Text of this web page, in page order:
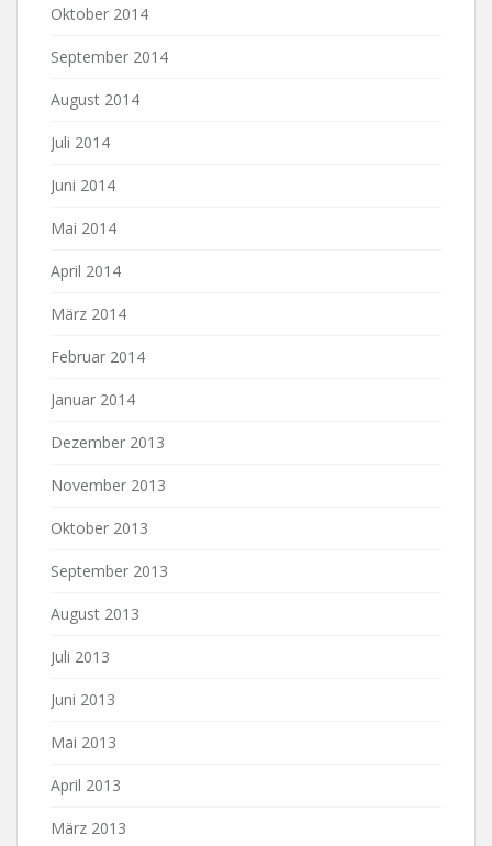
Oktober 2014
September 2014
August 2014
Juli 2014
Juni 2014
Mai 2014
April 2014
März 2014
Februar 2014
Januar 2014
Dezember 2013
November 2013
Oktober 2013
September 2013
August 2013
Juli 2013
Juni 2013
Mai 2013
April 2013
März 2013